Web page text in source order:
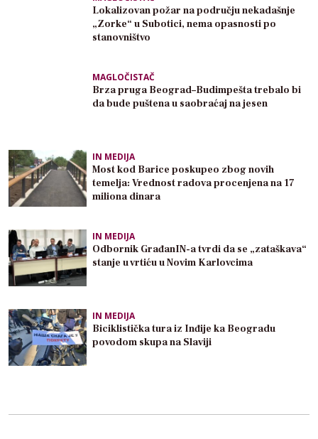
Lokalizovan požar na području nekadašnje
„Zorke“ u Subotici, nema opasnosti po
stanovništvo
MAGLOČISTAČ
Brza pruga Beograd–Budimpešta trebalo bi
da bude puštena u saobraćaj na jesen
IN MEDIJA
Most kod Barice poskupeo zbog novih
temelja: Vrednost radova procenjena na 17
miliona dinara
IN MEDIJA
Odbornik GrađanIN-a tvrdi da se „zataškava“
stanje u vrtiću u Novim Karlovcima
IN MEDIJA
Biciklistička tura iz Inđije ka Beogradu
povodom skupa na Slaviji